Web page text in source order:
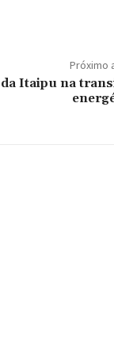
Próximo
Itaipu na